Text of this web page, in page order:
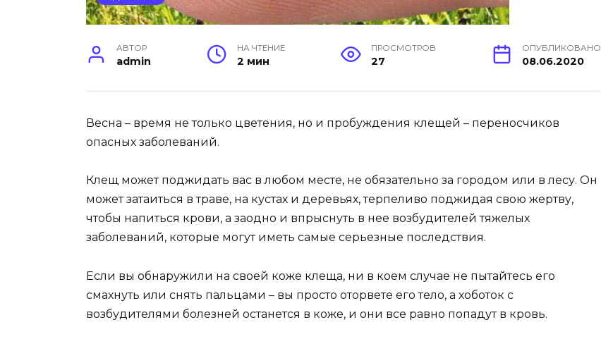
АВТОР
admin
НА ЧТЕНИЕ
2 мин
ПРОСМОТРОВ
27
ОПУБЛИКОВАНО
08.06.2020
Весна – время не только цветения, но и пробуждения клещей – переносчиков
опасных заболеваний.
Клещ может поджидать вас в любом месте, не обязательно за городом или в лесу. Он
может затаиться в траве, на кустах и деревьях, терпеливо поджидая свою жертву,
чтобы напиться крови, а заодно и впрыснуть в нее возбудителей тяжелых
заболеваний, которые могут иметь самые серьезные последствия.
Если вы обнаружили на своей коже клеща, ни в коем случае не пытайтесь его
смахнуть или снять пальцами – вы просто оторвете его тело, а хоботок с
возбудителями болезней останется в коже, и они все равно попадут в кровь.